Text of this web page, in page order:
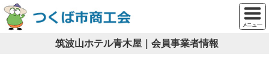
筑波山ホテル青木屋｜会員事業者情報